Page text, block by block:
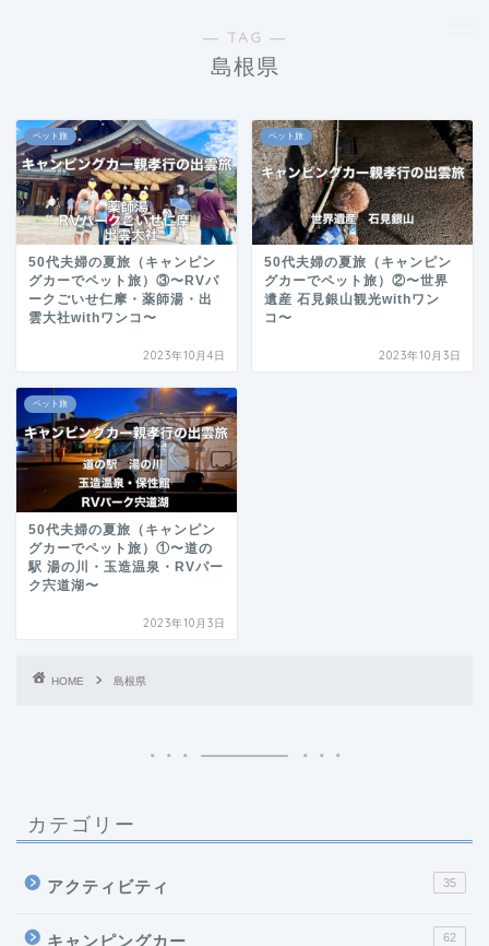
― TAG ―
島根県
ペット旅
50代夫婦の夏旅（キャンピン
グカーでペット旅）③〜RVパ
ークごいせ仁摩・薬師湯・出
雲大社withワンコ〜
2023年10月4日
ペット旅
50代夫婦の夏旅（キャンピン
グカーでペット旅）②〜世界
遺産 石見銀山観光withワン
コ〜
2023年10月3日
ペット旅
50代夫婦の夏旅（キャンピン
グカーでペット旅）①〜道の
駅 湯の川・玉造温泉・RVパー
ク宍道湖〜
2023年10月3日
HOME 島根県
カテゴリー
アクティビティ 35
キャンピングカー 62